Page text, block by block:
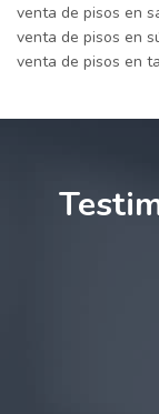
venta de pisos en
venta de pisos en
venta de pisos en